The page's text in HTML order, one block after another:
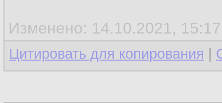
Изменено: 14.10.2021,
Цитировать для копирования |